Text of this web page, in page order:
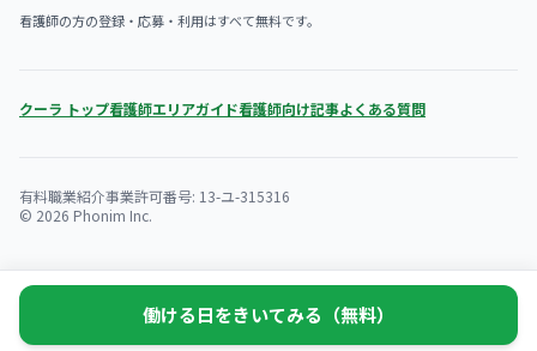
看護師の方の登録・応募・利用はすべて無料です。
クーラ トップ看護師エリアガイド看護師向け記事よくある質問
有料職業紹介事業許可番号: 13-ユ-315316
© 2026 Phonim Inc.
働ける日をきいてみる（無料）